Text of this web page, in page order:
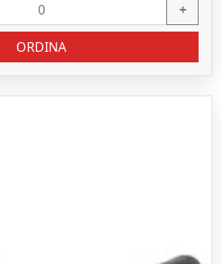
+
ORDINA